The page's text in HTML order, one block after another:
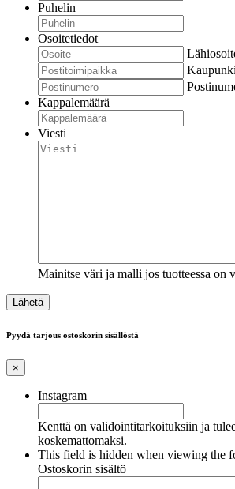
Puhelin
Osoitetiedot
Kaupunki
Kappalemäärä
Viesti
Mainitse väri ja malli jos tuotteessa on
Pyydä tarjous ostoskorin sisällöstä
×
Instagram
Kenttä on validointitarkoituksiin ja
koskemattomaksi.
This field is hidden when viewing the
Ostoskorin sisältö